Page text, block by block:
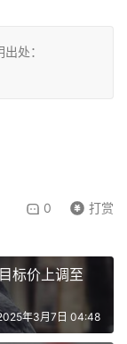
处：
0 打赏
标价上调至
年3月7日 04:48